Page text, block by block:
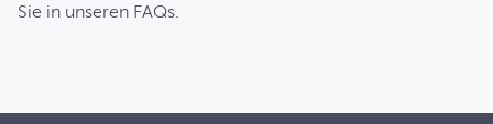
Sie in unseren FAQs.